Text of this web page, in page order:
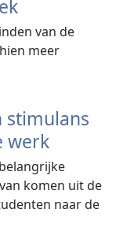
van de
meer
stimulans
werk
komen uit de
naar de